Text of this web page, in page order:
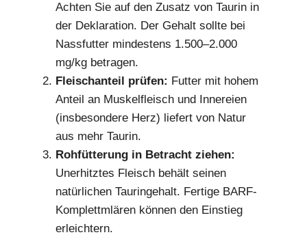
Achten Sie auf den Zusatz von Taurin in
der Deklaration. Der Gehalt sollte bei
Nassfutter mindestens 1.500–2.000
mg/kg betragen.
Fleischanteil prüfen: Futter mit hohem
Anteil an Muskelfleisch und Innereien
(insbesondere Herz) liefert von Natur
aus mehr Taurin.
Rohfütterung in Betracht ziehen:
Unerhitztes Fleisch behält seinen
natürlichen Tauringehalt. Fertige BARF-
Komplettmlären können den Einstieg
erleichtern.